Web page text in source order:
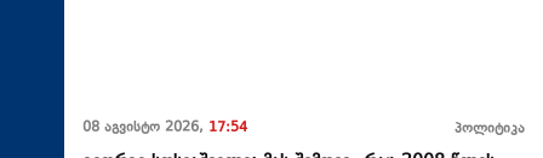
08 აგვისტო 2026, 17:54 პოლიტიკა